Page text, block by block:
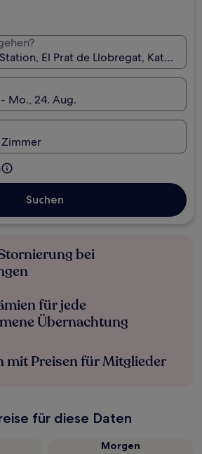
El Prat de Llobregat,
Mo., 24. Aug.
Zimmer
Suchen
bei
für jede
Übernachtung
mit Preisen für Mitglieder
für diese Daten
Morgen